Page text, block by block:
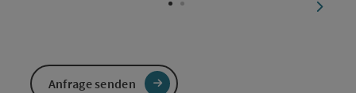
Anfrage senden